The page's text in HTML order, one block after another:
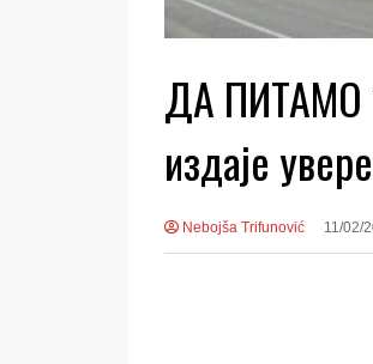
ДА ПИТАМО
издаје
Nebojša Trifunović 11/02/